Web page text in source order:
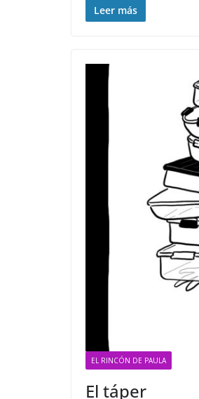
Leer más
EL RINCÓN DE PAULA
El táper